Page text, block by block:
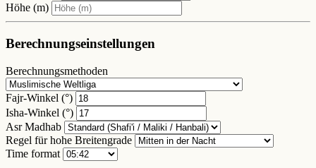
Höhe (m)
Berechnungseinstellungen
Berechnungsmethoden
Fajr-Winkel (°)
Isha-Winkel (°)
Asr Madhab
Regel für hohe Breitengrade
Time format